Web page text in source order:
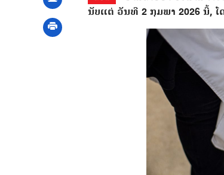
ນັບແຕ່ ວັນທີ 2 ກຸມພາ 2026 ນີ້,